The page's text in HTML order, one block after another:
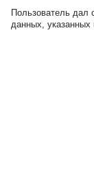
Пользователь дал
данных, указанных